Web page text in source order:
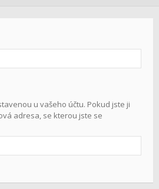
u vašeho účtu. Pokud jste ji
adresa, se kterou jste se